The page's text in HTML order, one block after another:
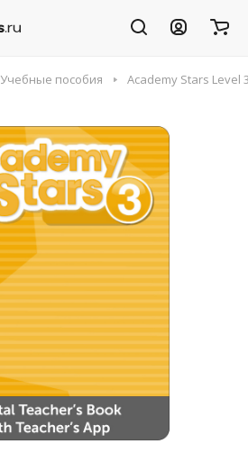
Учебные пособия Academy Stars Level